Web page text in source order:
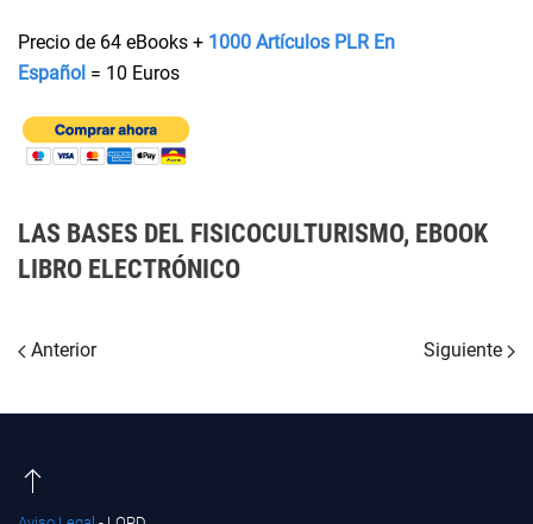
Precio de 64 eBooks + 1000 Artículos PLR En
Español = 10 Euros
LAS BASES DEL FISICOCULTURISMO, EBOOK
LIBRO ELECTRÓNICO
Anterior Siguiente